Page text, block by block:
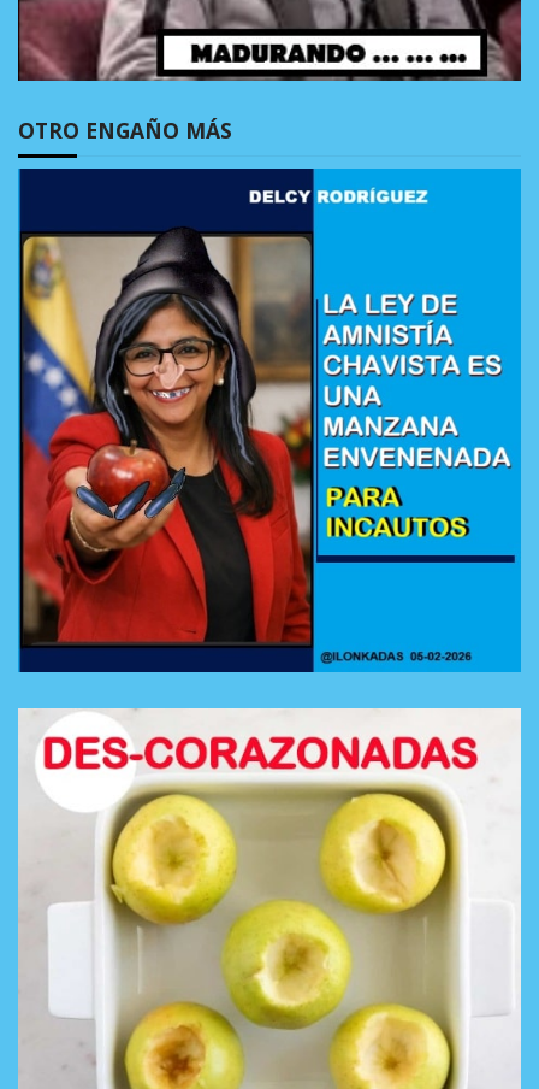
OTRO ENGAÑO MÁS